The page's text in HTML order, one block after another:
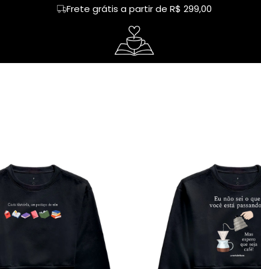
Frete grátis a partir de R$ 299,00
Leitor
Churrasco Chimarrão
Treino amigas